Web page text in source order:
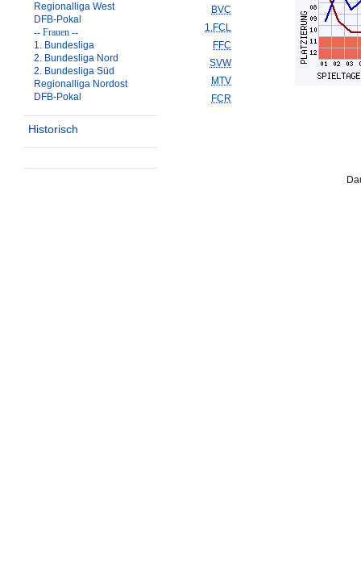
Regionalliga West
DFB-Pokal
-- Frauen --
1. Bundesliga
2. Bundesliga Nord
2. Bundesliga Süd
Regionalliga Nordost
DFB-Pokal
Historisch
BVC
1.FCL
FFC
SVW
MTV
FCR